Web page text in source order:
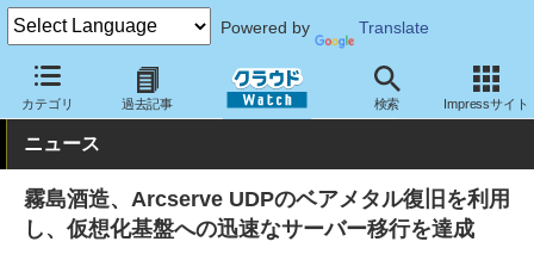
Powered by Translate
カテゴリ 過去記事 検索 Impressサイト
クラウド Watch トピック 導入事例 その他
ニュース
霧島酒造、Arcserve UDPのベアメタル復旧を利用
し、仮想化基盤への迅速なサーバー移行を達成